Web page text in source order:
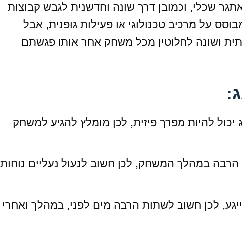
שכלי, וכמובן דרך שונה וחדשנית לגבש קבוצות
על מרכיב טכנולוגי או פעילות גופנית, אבל
ושונה לחלוטין מכל משחק אחר אותו פגשתם
להיות מפרך פיזית, לכן מומלץ להגיע למשחק
הרבה במהלך המשחק, לכן חשוב לנעול נעליים נוחות
לכן חשוב לשתות הרבה מים לפני, במהלך ואחרי